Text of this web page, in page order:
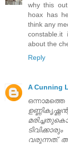
why this
hoax has
think any
about the
Reply
A Cunning
വരുന്നത്‌.